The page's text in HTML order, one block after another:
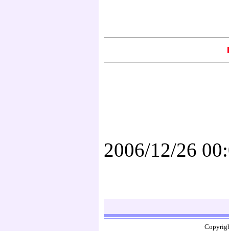
2006/12/26